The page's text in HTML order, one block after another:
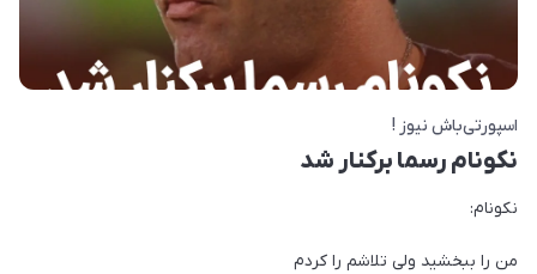
اسپورتی‌باش نیوز !
نکونام رسما برکنار شد
نکونام:
من را ببخشید ولی تلاشم را کردم